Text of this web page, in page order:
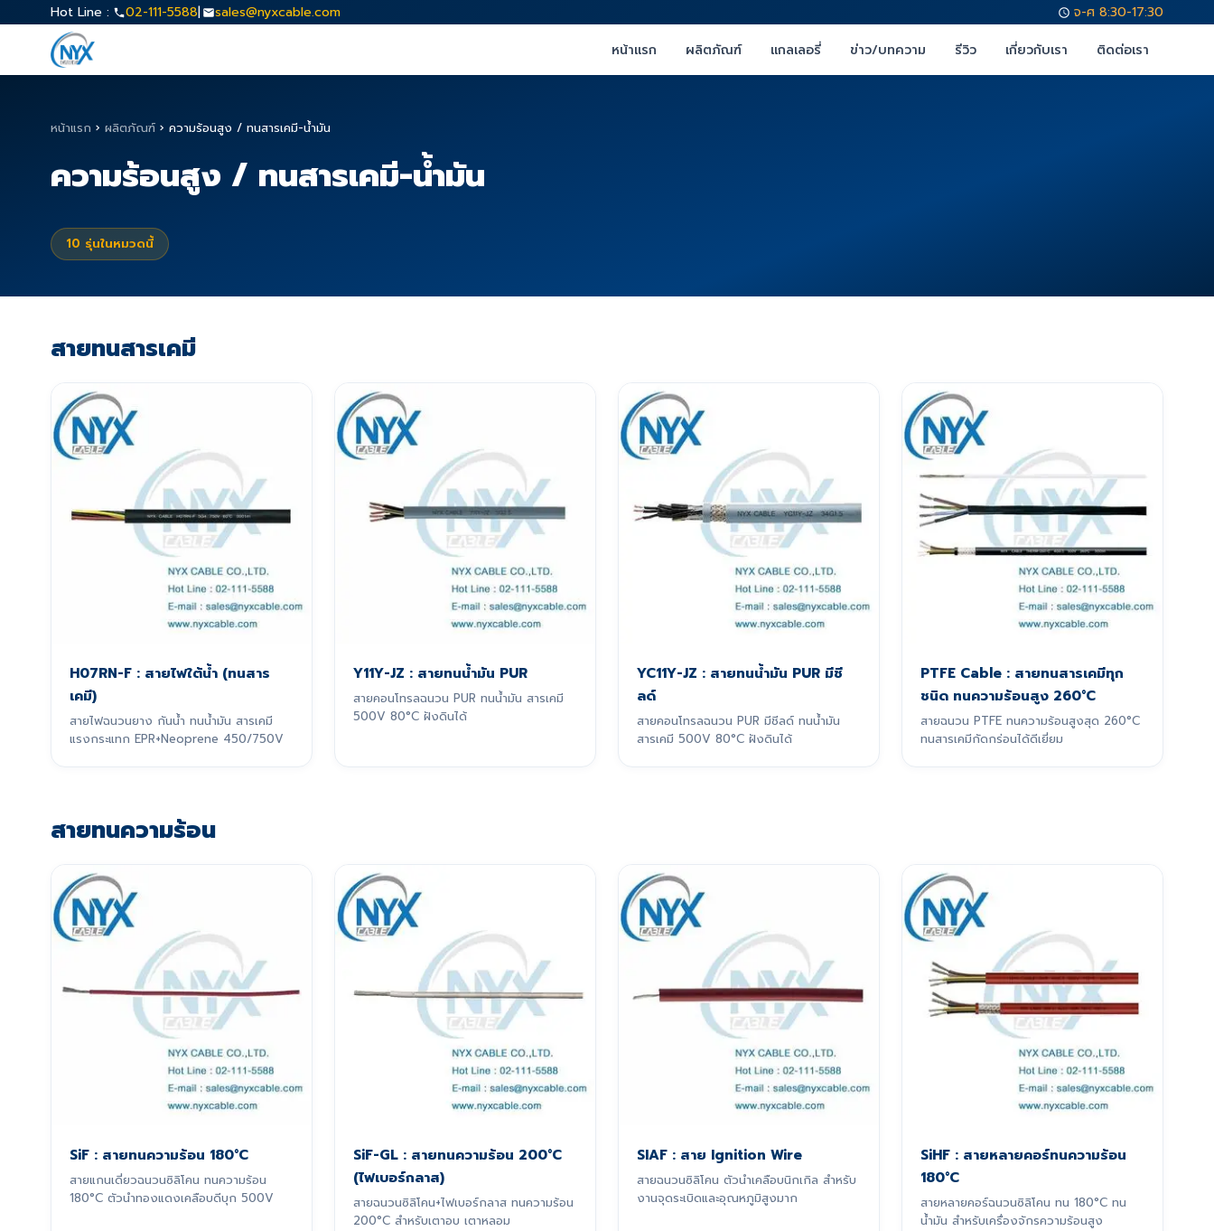
Hot Line : 02-111-5588| sales@nyxcable.com
จ-ศ 8:30-17:30
หน้าแรก
ผลิตภัณฑ์ แกลเลอรี่ ข่าว/บทความ รีวิว เกี่ยวกับเรา ติดต่อเรา
หน้าแรก › ผลิตภัณฑ์ › ความร้อนสูง / ทนสารเคมี-น้ำมัน
ความร้อนสูง / ทนสารเคมี-น้ำมัน
10 รุ่นในหมวดนี้
สายทนสารเคมี
H07RN-F : สายไฟใต้น้ำ (ทนสาร
เคมี)
สายไฟฉนวนยาง กันน้ำ ทนน้ำมัน สารเคมี
แรงกระแทก EPR+Neoprene 450/750V
Y11Y-JZ : สายทนน้ำมัน PUR
สายคอนโทรลฉนวน PUR ทนน้ำมัน สารเคมี
500V 80°C ฝังดินได้
YC11Y-JZ : สายทนน้ำมัน PUR มีชี
ลด์
สายคอนโทรลฉนวน PUR มีชีลด์ ทนน้ำมัน
สารเคมี 500V 80°C ฝังดินได้
PTFE Cable : สายทนสารเคมีทุก
ชนิด ทนความร้อนสูง 260°C
สายฉนวน PTFE ทนความร้อนสูงสุด 260°C
ทนสารเคมีกัดกร่อนได้ดีเยี่ยม
สายทนความร้อน
SiF : สายทนความร้อน 180°C
สายแกนเดี่ยวฉนวนซิลิโคน ทนความร้อน
180°C ตัวนำทองแดงเคลือบดีบุก 500V
SiF-GL : สายทนความร้อน 200°C
(ไฟเบอร์กลาส)
สายฉนวนซิลิโคน+ไฟเบอร์กลาส ทนความร้อน
200°C สำหรับเตาอบ เตาหลอม
SIAF : สาย Ignition Wire
สายฉนวนซิลิโคน ตัวนำเคลือบนิกเกิล สำหรับ
งานจุดระเบิดและอุณหภูมิสูงมาก
SiHF : สายหลายคอร์ทนความร้อน
180°C
สายหลายคอร์ฉนวนซิลิโคน ทน 180°C ทน
น้ำมัน สำหรับเครื่องจักรความร้อนสูง